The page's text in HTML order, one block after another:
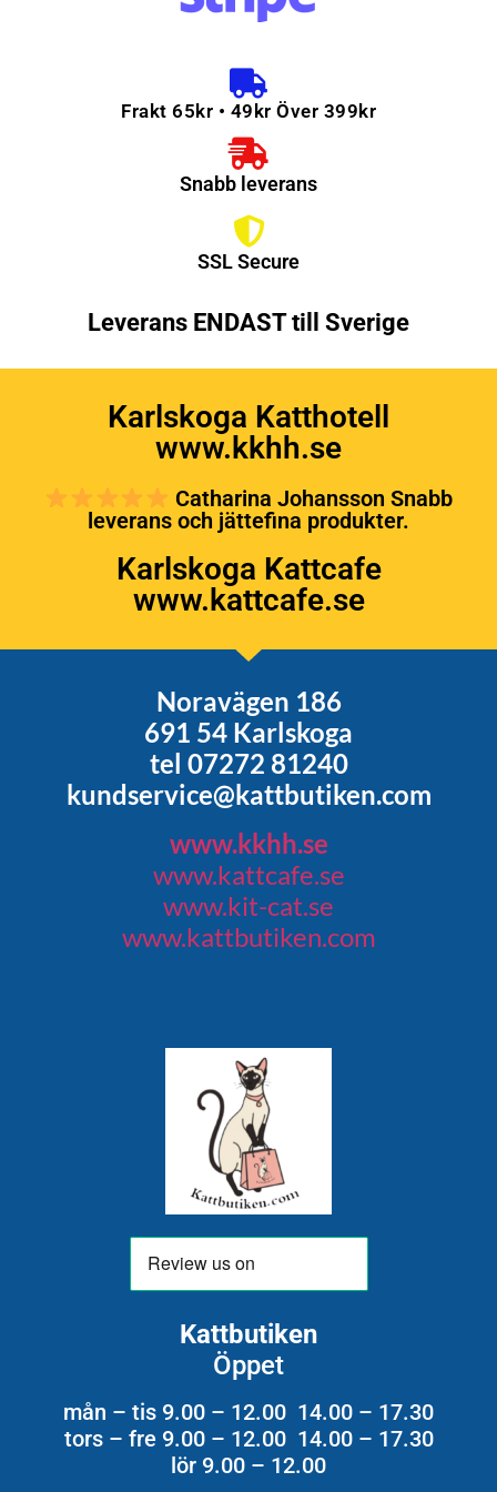
Frakt 65kr • 49kr Över 399kr
Snabb leverans
SSL Secure
Leverans ENDAST till Sverige
Karlskoga Katthotell
www.kkhh.se
Catharina Johansson Snabb
leverans och jättefina produkter.
Karlskoga Kattcafe
www.kattcafe.se
Noravägen 186
691 54 Karlskoga
tel 07272 81240
kundservice@kattbutiken.com
www.kkhh.se
www.kattcafe.se
www.kit-cat.se
www.kattbutiken.com
Kattbutiken
Öppet
mån – tis 9.00 – 12.00 14.00 – 17.30
tors – fre 9.00 – 12.00 14.00 – 17.30
lör 9.00 – 12.00